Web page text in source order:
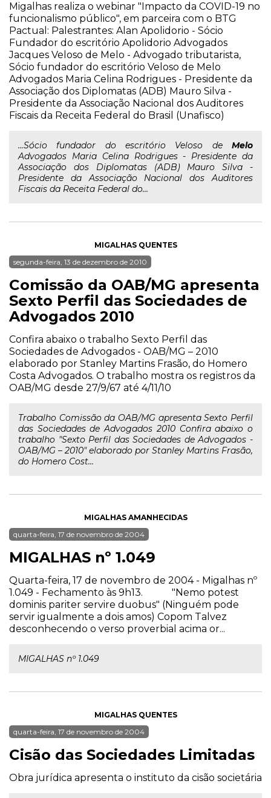
Migalhas realiza o webinar "Impacto da COVID-19 no
funcionalismo público", em parceira com o BTG
Pactual: Palestrantes: Alan Apolidorio - Sócio
Fundador do escritório Apolidorio Advogados
Jacques Veloso de Melo - Advogado tributarista,
Sócio fundador do escritório Veloso de Melo
Advogados Maria Celina Rodrigues - Presidente da
Associação dos Diplomatas (ADB) Mauro Silva -
Presidente da Associação Nacional dos Auditores
Fiscais da Receita Federal do Brasil (Unafisco)
...Sócio fundador do escritório Veloso de Melo
Advogados Maria Celina Rodrigues - Presidente da
Associação dos Diplomatas (ADB) Mauro Silva -
Presidente da Associação Nacional dos Auditores
Fiscais da Receita Federal do...
MIGALHAS QUENTES
segunda-feira, 13 de dezembro de 2010
Comissão da OAB/MG apresenta
Sexto Perfil das Sociedades de
Advogados 2010
Confira abaixo o trabalho Sexto Perfil das
Sociedades de Advogados - OAB/MG – 2010
elaborado por Stanley Martins Frasão, do Homero
Costa Advogados. O trabalho mostra os registros da
OAB/MG desde 27/9/67 até 4/11/10
Trabalho Comissão da OAB/MG apresenta Sexto Perfil
das Sociedades de Advogados 2010 Confira abaixo o
trabalho "Sexto Perfil das Sociedades de Advogados -
OAB/MG – 2010" elaborado por Stanley Martins Frasão,
do Homero Cost...
MIGALHAS AMANHECIDAS
quarta-feira, 17 de novembro de 2004
MIGALHAS nº 1.049
Quarta-feira, 17 de novembro de 2004 - Migalhas nº
1.049 - Fechamento às 9h13. "Nemo potest
dominis pariter servire duobus" (Ninguém pode
servir igualmente a dois amos) Copom Talvez
desconhecendo o verso proverbial acima or...
MIGALHAS nº 1.049
MIGALHAS QUENTES
quarta-feira, 17 de novembro de 2004
Cisão das Sociedades Limitadas
Obra jurídica apresenta o instituto da cisão societária